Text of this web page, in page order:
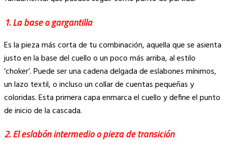
1. La base o gargantilla
Es la pieza más corta de tu combinación, aquella que se asienta
justo en la base del cuello o un poco más arriba, al estilo
‘choker’. Puede ser una cadena delgada de eslabones mínimos,
un lazo textil, o incluso un collar de cuentas pequeñas y
coloridas. Esta primera capa enmarca el cuello y define el punto
de inicio de la cascada.
2. El eslabón intermedio o pieza de transición